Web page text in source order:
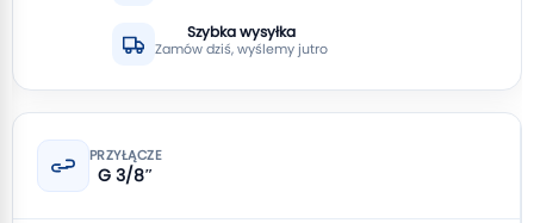
Szybka wysyłka
Zamów dziś, wyślemy jutro
PRZYŁĄCZE
G 3/8″